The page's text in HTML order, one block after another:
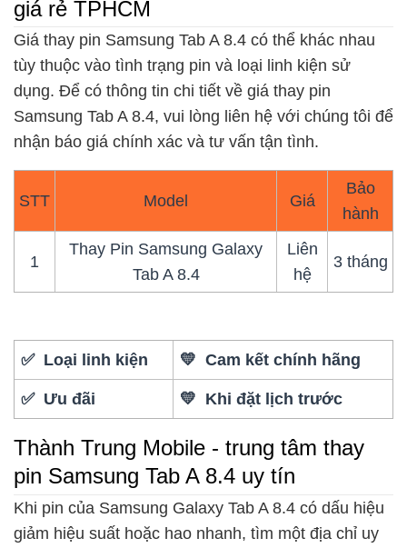
giá rẻ TPHCM
Giá thay pin Samsung Tab A 8.4 có thể khác nhau
tùy thuộc vào tình trạng pin và loại linh kiện sử
dụng. Để có thông tin chi tiết về giá thay pin
Samsung Tab A 8.4, vui lòng liên hệ với chúng tôi để
nhận báo giá chính xác và tư vấn tận tình.
STT Model Giá
Bảo
hành
1
Thay Pin Samsung Galaxy
Tab A 8.4
Liên
hệ
3 tháng
✅ Loại linh kiện 💛 Cam kết chính hãng
✅ Ưu đãi 💛 Khi đặt lịch trước
Thành Trung Mobile - trung tâm thay
pin Samsung Tab A 8.4 uy tín
Khi pin của Samsung Galaxy Tab A 8.4 có dấu hiệu
giảm hiệu suất hoặc hao nhanh, tìm một địa chỉ uy